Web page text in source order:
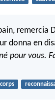
remercia
donna en
pour vous.
corps